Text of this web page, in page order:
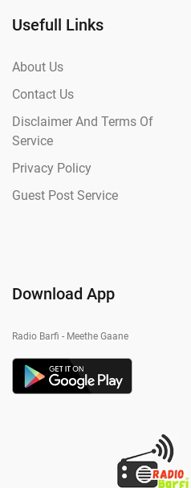
Usefull Links
About Us
Contact Us
Disclaimer And Terms Of
Service
Privacy Policy
Guest Post Service
Download App
Radio Barfi - Meethe Gaane